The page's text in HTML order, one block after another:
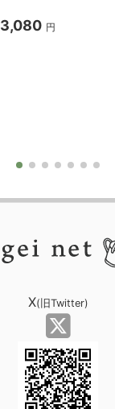
3,080 円
X(旧Twitter)